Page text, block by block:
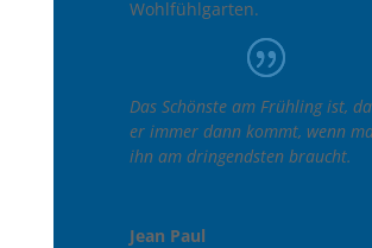
Wohlfühlgarten.
Das Schönste am Frühling ist,
er immer dann kommt, wenn
ihn am dringendsten braucht.
Jean Paul